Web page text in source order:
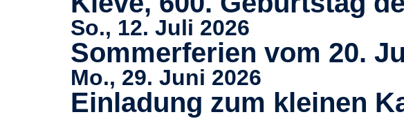
So., 12. Juli 2026
Sommerferien vom 20.
Mo., 29. Juni 2026
Einladung zum kleinen